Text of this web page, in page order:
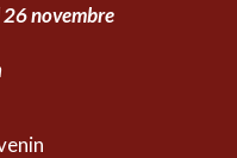
novembre